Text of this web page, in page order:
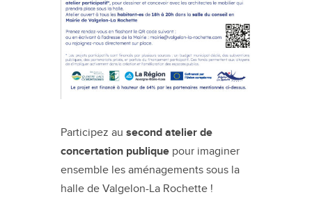
Participez ausecond atelier de
concertation publique pour imaginer
ensemble les aménagements sous la
halle de Valgelon-La Rochette !